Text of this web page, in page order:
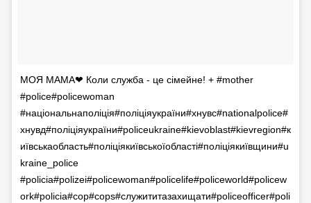
МОЯ МАМА❤ Коли служба - це сімейне! + #mother
#police#policewoman
#національнаполіція#поліціяукраїни#хнувс#nationalpolice#
хнувд#поліціяукраїни#policeukraine#kievoblast#kievregion#к
иївськаобласть#поліціякиївськоїобласті#поліціякиївщини#u
kraine_police
#policia#polizei#policewoman#policelife#policeworld#policew
ork#policia#cop#cops#служититазахищати#policeofficer#poli